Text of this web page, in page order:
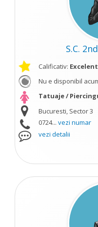
S.C.
Calificativ: Excelent
Nu e disponibil
Tatuaje /
Bucuresti, Sector 3
0724... vezi numar
vezi detalii